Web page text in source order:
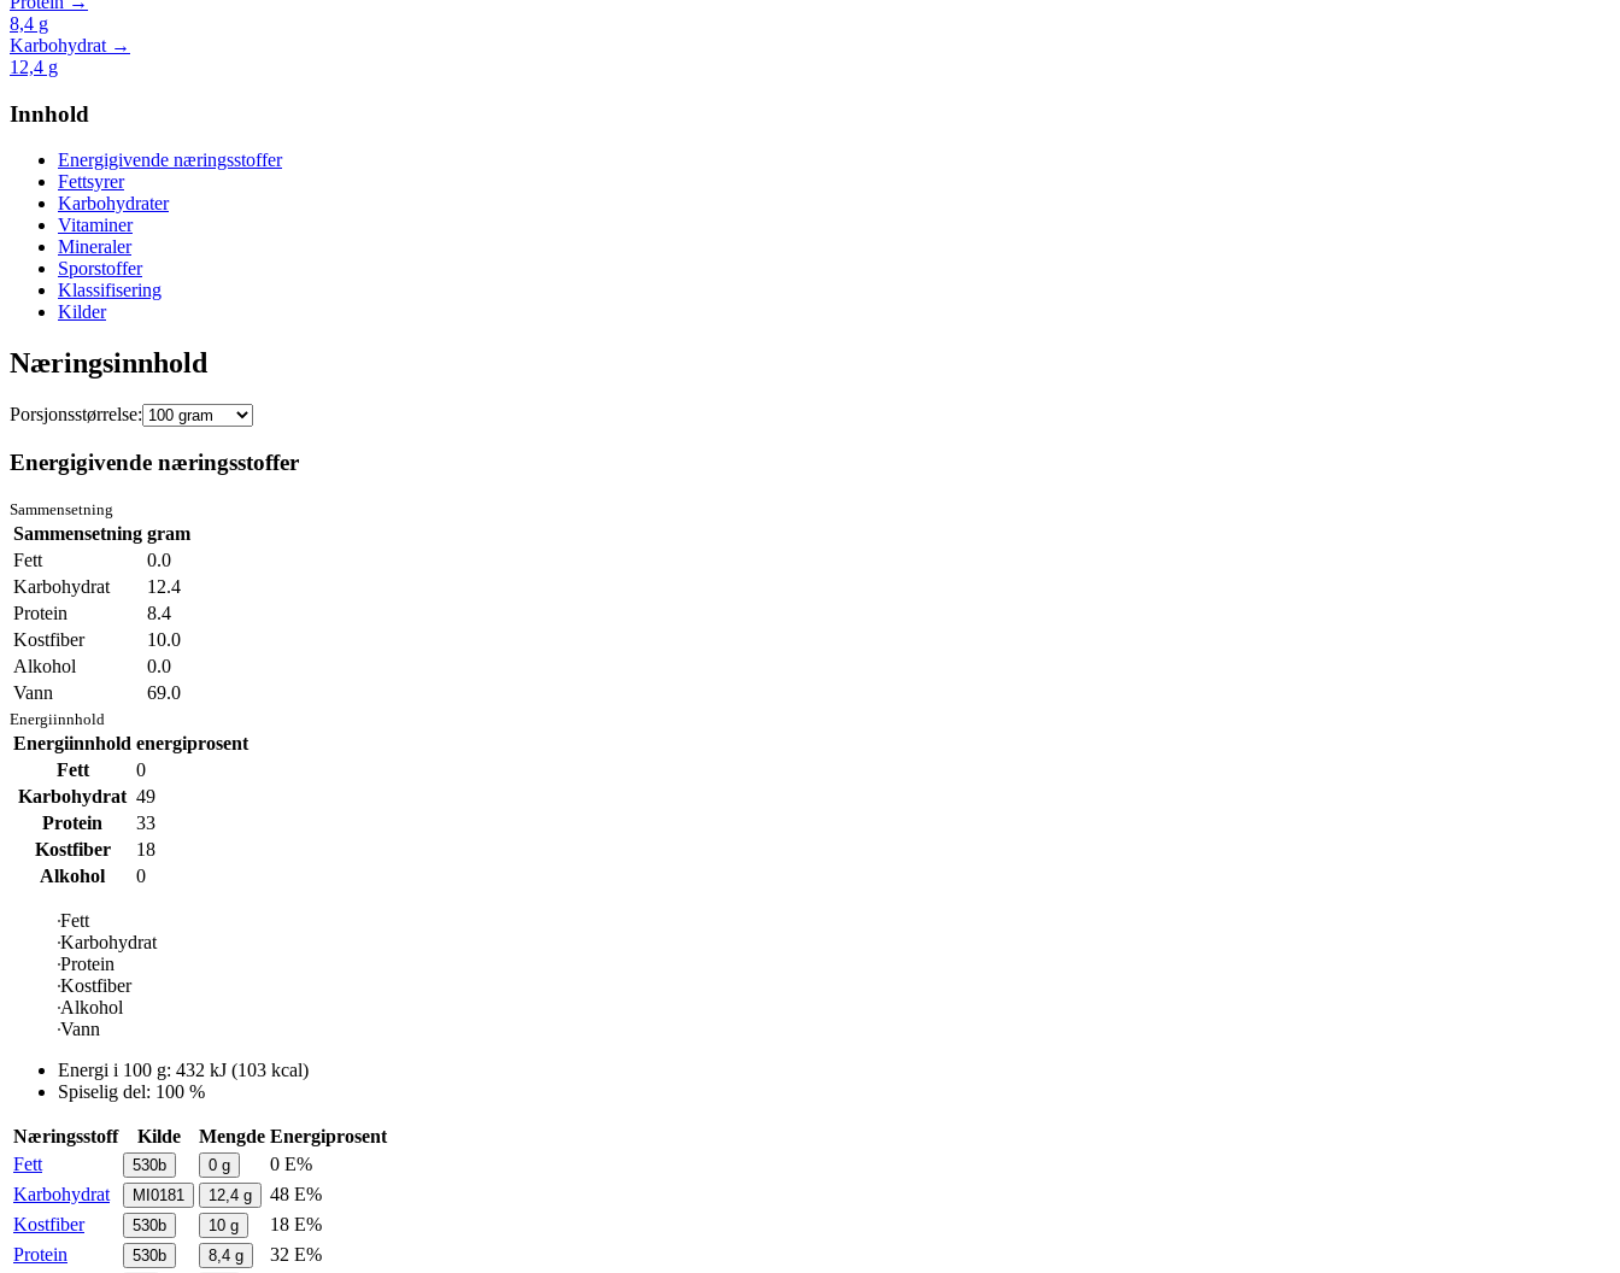
8,4 g
Karbohydrat →
12,4 g
Innhold
Energigivende næringsstoffer
Fettsyrer
Karbohydrater
Vitaminer
Mineraler
Sporstoffer
Klassifisering
Kilder
Næringsinnhold
Porsjonsstørrelse:
Energigivende næringsstoffer
Sammensetning
Sammensetning gram
Fett
0.0
Karbohydrat
12.4
Protein
8.4
Kostfiber
10.0
Alkohol
0.0
Vann
69.0
Energiinnhold
Energiinnhold energiprosent
Fett
0
Karbohydrat 49
Protein
33
Kostfiber
18
Alkohol
0
Fett
Karbohydrat
Protein
Kostfiber
Alkohol
Vann
Energi i 100 g: 432 kJ (103 kcal)
Spiselig del: 100 %
Næringsstoff Kilde Mengde Energiprosent
Fett
530b 0 g
0 E%
Karbohydrat
MI0181 12,4 g
48 E%
Kostfiber
530b 10 g
18 E%
Protein
530b 8,4 g
32 E%